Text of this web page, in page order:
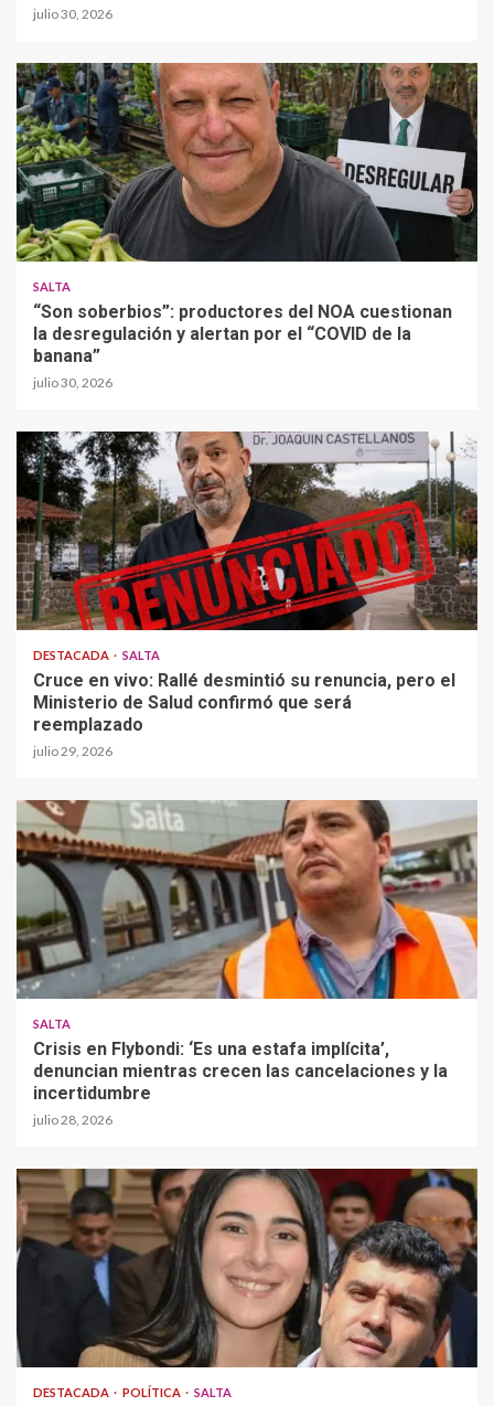
julio 30, 2026
SALTA
“Son soberbios”: productores del NOA cuestionan
la desregulación y alertan por el “COVID de la
banana”
julio 30, 2026
DESTACADA SALTA
Cruce en vivo: Rallé desmintió su renuncia, pero el
Ministerio de Salud confirmó que será
reemplazado
julio 29, 2026
SALTA
Crisis en Flybondi: ‘Es una estafa implícita’,
denuncian mientras crecen las cancelaciones y la
incertidumbre
julio 28, 2026
DESTACADA POLÍTICA SALTA